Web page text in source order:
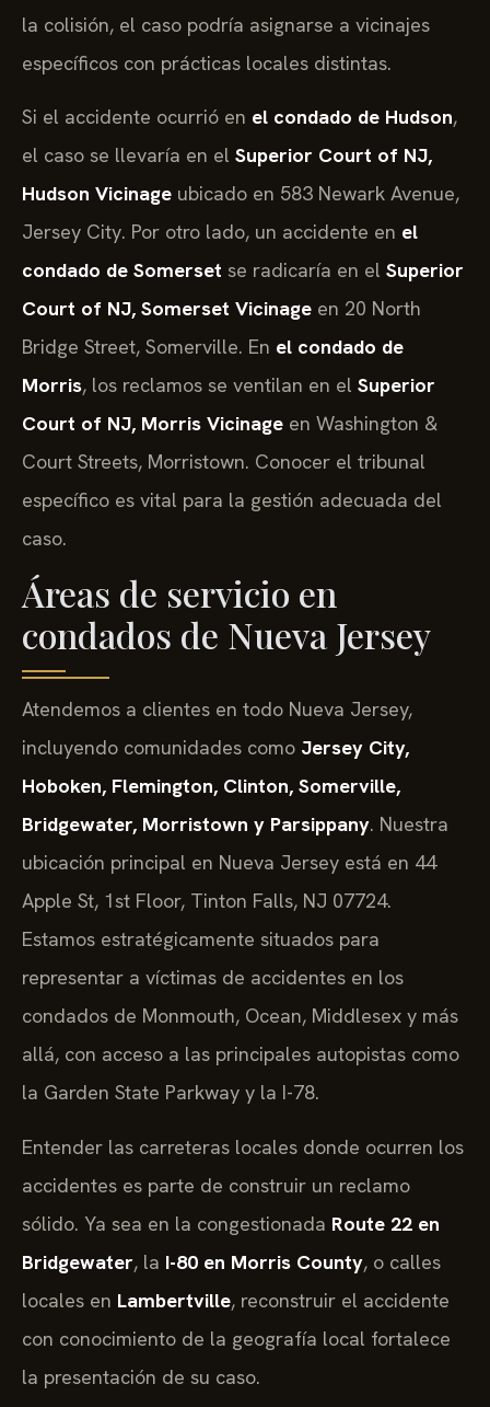
la colisión, el caso podría asignarse a vicinajes
específicos con prácticas locales distintas.
Si el accidente ocurrió en el condado de Hudson,
el caso se llevaría en el Superior Court of NJ,
Hudson Vicinage ubicado en 583 Newark Avenue,
Jersey City. Por otro lado, un accidente en el
condado de Somerset se radicaría en el Superior
Court of NJ, Somerset Vicinage en 20 North
Bridge Street, Somerville. En el condado de
Morris, los reclamos se ventilan en el Superior
Court of NJ, Morris Vicinage en Washington &
Court Streets, Morristown. Conocer el tribunal
específico es vital para la gestión adecuada del
caso.
Áreas de servicio en
condados de Nueva Jersey
Atendemos a clientes en todo Nueva Jersey,
incluyendo comunidades como Jersey City,
Hoboken, Flemington, Clinton, Somerville,
Bridgewater, Morristown y Parsippany. Nuestra
ubicación principal en Nueva Jersey está en 44
Apple St, 1st Floor, Tinton Falls, NJ 07724.
Estamos estratégicamente situados para
representar a víctimas de accidentes en los
condados de Monmouth, Ocean, Middlesex y más
allá, con acceso a las principales autopistas como
la Garden State Parkway y la I-78.
Entender las carreteras locales donde ocurren los
accidentes es parte de construir un reclamo
sólido. Ya sea en la congestionada Route 22 en
Bridgewater, la I-80 en Morris County, o calles
locales en Lambertville, reconstruir el accidente
con conocimiento de la geografía local fortalece
la presentación de su caso.